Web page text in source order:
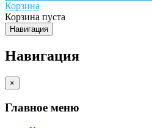
Корзина
Корзина пуста
Навигация
Навигация
×
Главное меню